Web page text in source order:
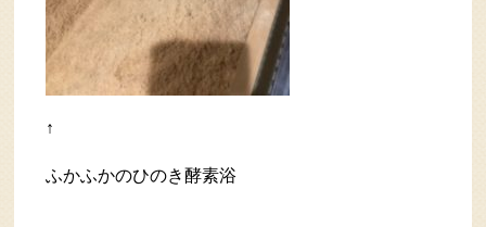
↑
ふかふかのひのき酵素浴